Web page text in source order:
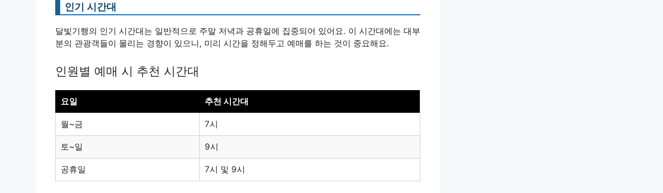
인기 시간대
달빛기행의 인기 시간대는 일반적으로 주말 저녁과 공휴일에 집중되어 있어요. 이 시간대에는 대부
분의 관광객들이 몰리는 경향이 있으니, 미리 시간을 정해두고 예매를 하는 것이 중요해요.
인원별 예매 시 추천 시간대
요일 추천 시간대
월~금 7시
토~일 9시
공휴일 7시 및 9시